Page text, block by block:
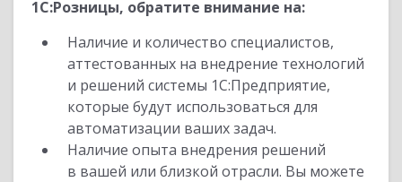
1С:Розницы, обратите внимание на:
Наличие и количество специалистов,
аттестованных на внедрение технологий
и решений системы 1С:Предприятие,
которые будут использоваться для
автоматизации ваших задач.
Наличие опыта внедрения решений
в вашей или близкой отрасли. Вы можете